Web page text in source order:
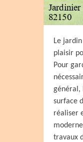
Le
plaisir
Pour
général,
surface
réaliser
travaux